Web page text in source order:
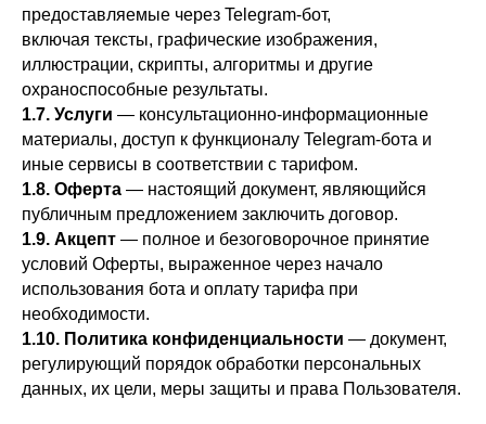
предоставляемые через Telegram-бот,
включая тексты, графические изображения,
иллюстрации, скрипты, алгоритмы и другие
охраноспособные результаты.
1.7. Услуги — консультационно-информационные
материалы, доступ к функционалу Telegram-бота и
иные сервисы в соответствии с тарифом.
1.8. Оферта — настоящий документ, являющийся
публичным предложением заключить договор.
1.9. Акцепт — полное и безоговорочное принятие
условий Оферты, выраженное через начало
использования бота и оплату тарифа при
необходимости.
1.10. Политика конфиденциальности — документ,
регулирующий порядок обработки персональных
данных, их цели, меры защиты и права Пользователя.